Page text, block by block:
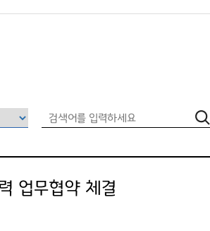
업무협약 체결